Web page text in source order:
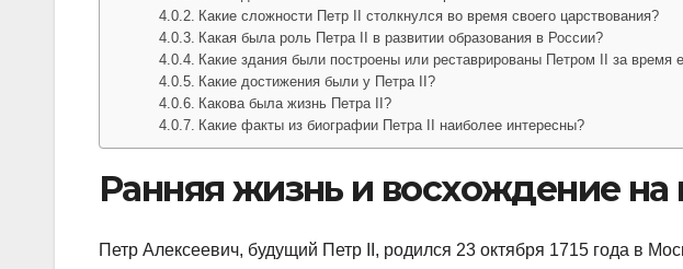
Какие сложности Петр II столкнулся во время своего царствования?
Какая была роль Петра II в развитии образования в России?
Какие здания были построены или реставрированы Петром II за время
Какие достижения были у Петра II?
Какова была жизнь Петра II?
Какие факты из биографии Петра II наиболее интересны?
Ранняя жизнь и восхождение на
Петр Алексеевич, будущий Петр II, родился 23 октября 1715 года в